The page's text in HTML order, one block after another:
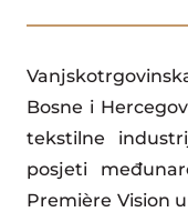
Bosne i
tekstilne
posjeti
Première Vision